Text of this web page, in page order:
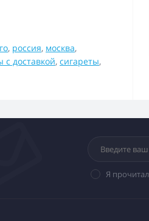
, россия, москва,
с доставкой, сигареты,
Я прочитал